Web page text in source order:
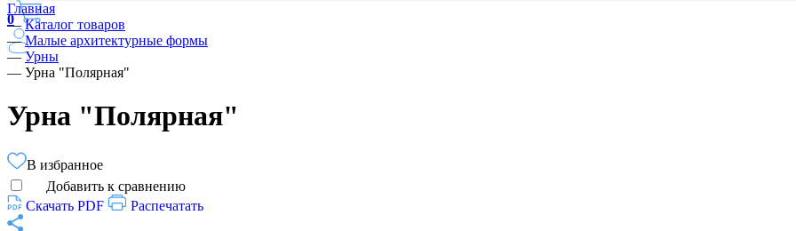
0
Главная
—Каталог товаров
—Малые архитектурные формы
—Урны
— Урна "Полярная"
Урна "Полярная"
В избранное
Добавить к сравнению
Скачать PDF
Распечатать